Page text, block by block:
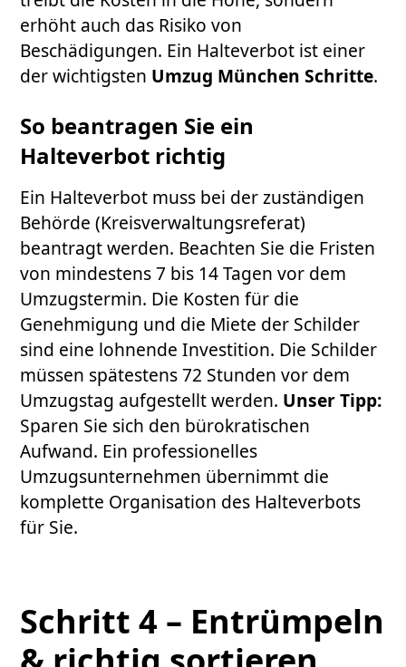
erhöht auch das Risiko von
Beschädigungen. Ein Halteverbot ist einer
der wichtigsten Umzug München Schritte.
So beantragen Sie ein
Halteverbot richtig
Ein Halteverbot muss bei der zuständigen
Behörde (Kreisverwaltungsreferat)
beantragt werden. Beachten Sie die Fristen
von mindestens 7 bis 14 Tagen vor dem
Umzugstermin. Die Kosten für die
Genehmigung und die Miete der Schilder
sind eine lohnende Investition. Die Schilder
müssen spätestens 72 Stunden vor dem
Umzugstag aufgestellt werden. Unser Tipp:
Sparen Sie sich den bürokratischen
Aufwand. Ein professionelles
Umzugsunternehmen übernimmt die
komplette Organisation des Halteverbots
für Sie.
Schritt 4 – Entrümpeln